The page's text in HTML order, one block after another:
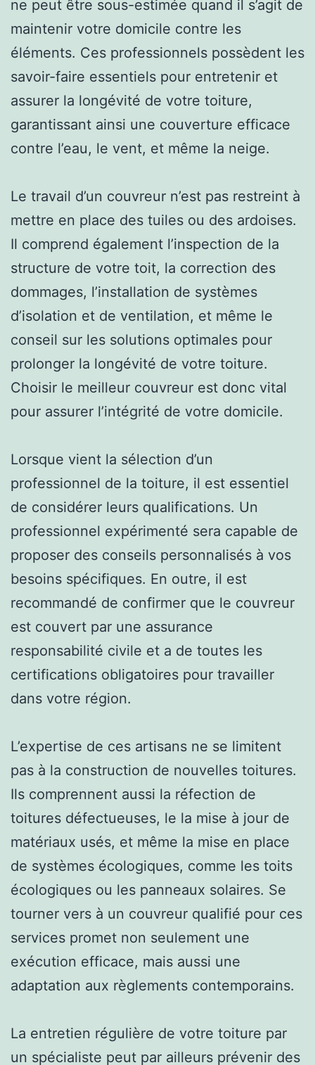
ne peut être sous-estimée quand il s’agit de
maintenir votre domicile contre les
éléments. Ces professionnels possèdent les
savoir-faire essentiels pour entretenir et
assurer la longévité de votre toiture,
garantissant ainsi une couverture efficace
contre l’eau, le vent, et même la neige.
Le travail d’un couvreur n’est pas restreint à
mettre en place des tuiles ou des ardoises.
Il comprend également l’inspection de la
structure de votre toit, la correction des
dommages, l’installation de systèmes
d’isolation et de ventilation, et même le
conseil sur les solutions optimales pour
prolonger la longévité de votre toiture.
Choisir le meilleur couvreur est donc vital
pour assurer l’intégrité de votre domicile.
Lorsque vient la sélection d’un
professionnel de la toiture, il est essentiel
de considérer leurs qualifications. Un
professionnel expérimenté sera capable de
proposer des conseils personnalisés à vos
besoins spécifiques. En outre, il est
recommandé de confirmer que le couvreur
est couvert par une assurance
responsabilité civile et a de toutes les
certifications obligatoires pour travailler
dans votre région.
L’expertise de ces artisans ne se limitent
pas à la construction de nouvelles toitures.
Ils comprennent aussi la réfection de
toitures défectueuses, le la mise à jour de
matériaux usés, et même la mise en place
de systèmes écologiques, comme les toits
écologiques ou les panneaux solaires. Se
tourner vers à un couvreur qualifié pour ces
services promet non seulement une
exécution efficace, mais aussi une
adaptation aux règlements contemporains.
La entretien régulière de votre toiture par
un spécialiste peut par ailleurs prévenir des